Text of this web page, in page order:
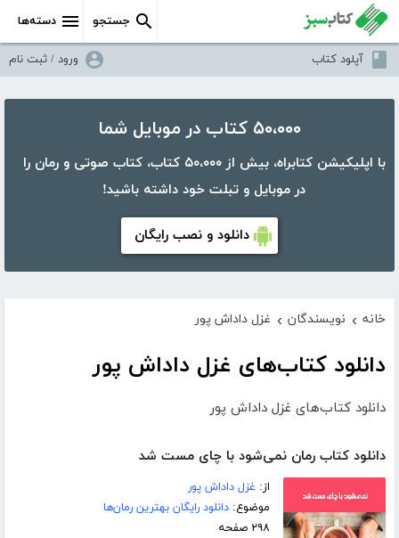
دسته‌ها جستجو
آپلود کتاب ورود / ثبت نام
۵۰،۰۰۰ کتاب در موبایل شما
با اپلیکیشن کتابراه، بیش از ۵۰،۰۰۰ کتاب، کتاب صوتی و رمان را
در موبایل و تبلت خود داشته باشید!
دانلود و نصب رایگان
خانه › نویسندگان › غزل داداش پور
دانلود کتاب‌های غزل داداش پور
دانلود کتاب‌های غزل داداش پور
دانلود کتاب رمان نمی‌شود با چای مست شد
از: غزل داداش پور
موضوع:دانلود رایگان بهترین رمان‌ها
۲۹۸ صفحه